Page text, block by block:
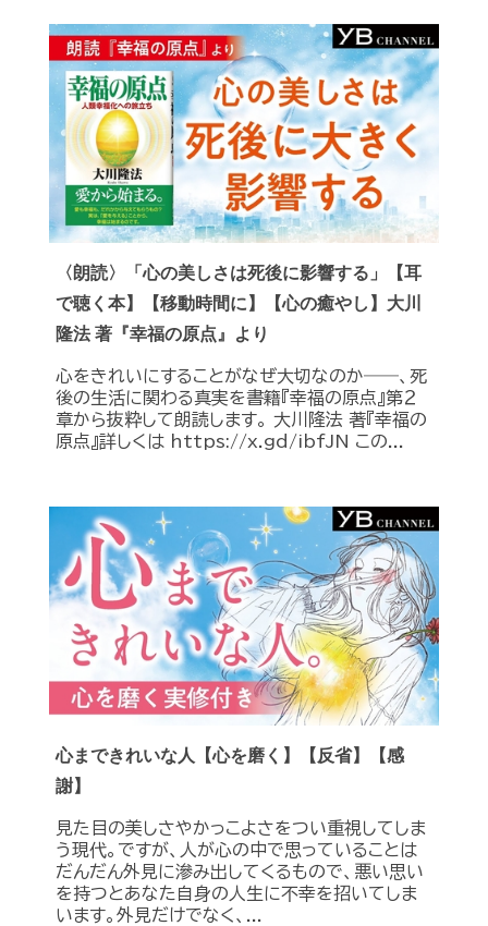
〈朗読〉「心の美しさは死後に影響する」【耳
で聴く本】【移動時間に】【心の癒やし】大川
隆法 著『幸福の原点』より
心をきれいにすることがなぜ大切なのか――、死
後の生活に関わる真実を書籍『幸福の原点』第２
章から抜粋して朗読します。 大川隆法 著『幸福の
原点』詳しくは https://x.gd/ibfJN この...
心まできれいな人【心を磨く】【反省】【感
謝】
見た目の美しさやかっこよさをつい重視してしま
う現代。ですが、人が心の中で思っていることは
だんだん外見に滲み出してくるもので、悪い思い
を持つとあなた自身の人生に不幸を招いてしま
います。外見だけでなく、...